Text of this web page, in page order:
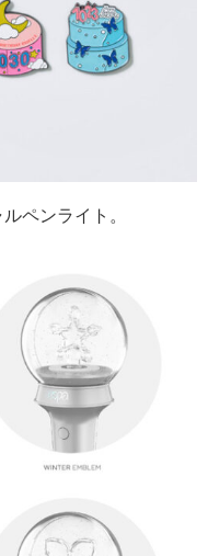
ペンライト。